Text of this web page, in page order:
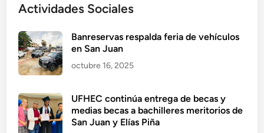
Actividades Sociales
Banreservas respalda feria de vehículos
en San Juan
octubre 16, 2025
UFHEC continúa entrega de becas y
medias becas a bachilleres meritorios de
San Juan y Elías Piña